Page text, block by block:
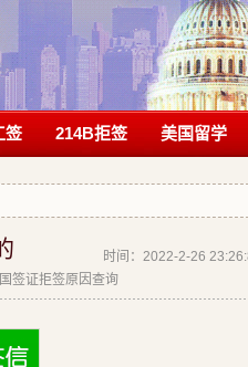
签 214B拒签 美国留学
时间：2022-2-26
签证拒签原因查询